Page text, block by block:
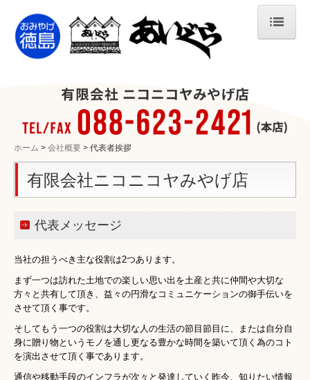
ホーム
中四国限定のあのお菓子
徳島ラーメン(B級グルメ)
半田そうめん
徳島の農産物
徳島の名産物
徳島の銘菓
徳島の民芸品
徳島の入浴剤
ホーム 会社概要 代表者挨拶
有限会社ニコニコヤみやげ店
代表メッセージ
当社の担うべき主な役割は2つあります。
まず一つは訪れた土地での楽しい思い出を土産と共に仲間や大切な
方々と共有して頂き、益々の円滑なコミュニケーションの御手伝いを
させて頂く事です。
そしてもう一つの役割は大切な人の生活の節目節目に、または自分自
身に贈り物というモノを通し更なる豊かな時間を築いて頂く為のコト
を演出させて頂く事であります。
通信や移動手段のインフラが次々と発達していく昨今、知りたい情報